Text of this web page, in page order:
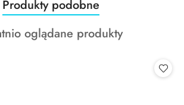
produktów
Produkty
o
statusie:
Produkty podobne
oglądane produkty